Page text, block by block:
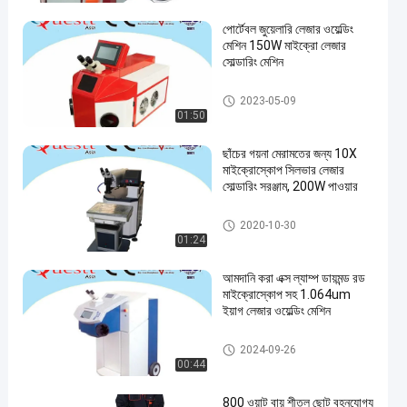
01:50
পোর্টেবল জুয়েলারি লেজার ওয়েল্ডিং
মেশিন 150W মাইক্রো লেজার
সোল্ডারিং মেশিন
জুয়েলারী লেজার ওয়েল্ডিং মেশিন
2023-05-09
01:24
ছাঁচের গয়না মেরামতের জন্য 10X
মাইক্রোস্কোপ সিলভার লেজার
সোল্ডারিং সরঞ্জাম, 200W পাওয়ার
জুয়েলারী লেজার ওয়েল্ডিং মেশিন
2020-10-30
00:44
আমদানি করা এক্স ল্যাম্প ডায়মন্ড রড
মাইক্রোস্কোপ সহ 1.064um
ইয়াগ লেজার ওয়েল্ডিং মেশিন
জুয়েলারী লেজার ওয়েল্ডিং মেশিন
2024-09-26
800 ওয়াট বায়ু শীতল ছোট বহনযোগ্য